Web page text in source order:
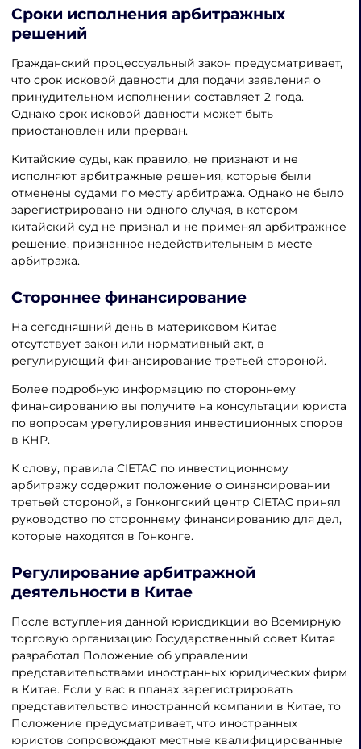
Сроки исполнения арбитражных
решений
Гражданский процессуальный закон предусматривает,
что срок исковой давности для подачи заявления о
принудительном исполнении составляет 2 года.
Однако срок исковой давности может быть
приостановлен или прерван.
Китайские суды, как правило, не признают и не
исполняют арбитражные решения, которые были
отменены судами по месту арбитража. Однако не было
зарегистрировано ни одного случая, в котором
китайский суд не признал и не применял арбитражное
решение, признанное недействительным в месте
арбитража.
Стороннее финансирование
На сегодняшний день в материковом Китае
отсутствует закон или нормативный акт, в
регулирующий финансирование третьей стороной.
Более подробную информацию по стороннему
финансированию вы получите на консультации юриста
по вопросам урегулирования инвестиционных споров
в КНР.
К слову, правила CIETAC по инвестиционному
арбитражу содержит положение о финансировании
третьей стороной, а Гонконгский центр CIETAC принял
руководство по стороннему финансированию для дел,
которые находятся в Гонконге.
Регулирование арбитражной
деятельности в Китае
После вступления данной юрисдикции во Всемирную
торговую организацию Государственный совет Китая
разработал Положение об управлении
представительствами иностранных юридических фирм
в Китае. Если у вас в планах зарегистрировать
представительство иностранной компании в Китае, то
Положение предусматривает, что иностранных
юристов сопровождают местные квалифицированные